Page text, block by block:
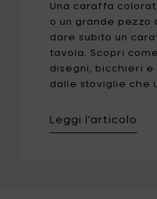
Una caraffa
o un grande pezzo
dare subito un
tavola. Scopri
disegni, bicchieri
dalle stoviglie che
Leggi l'articolo